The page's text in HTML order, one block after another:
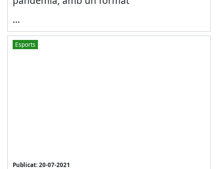
...
Esports
Publicat: 20-07-2021